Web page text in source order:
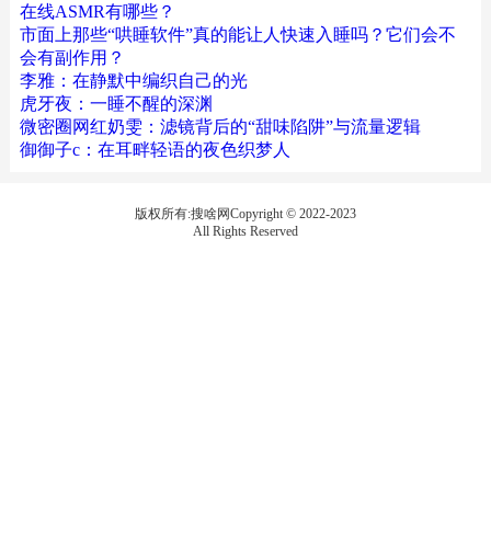
在线ASMR有哪些？
市面上那些“哄睡软件”真的能让人快速入睡吗？它们会不
会有副作用？
李雅：在静默中编织自己的光
虎牙夜：一睡不醒的深渊
微密圈网红奶雯：滤镜背后的“甜味陷阱”与流量逻辑
御御子c：在耳畔轻语的夜色织梦人
版权所有:搜啥网Copyright © 2022-2023
All Rights Reserved